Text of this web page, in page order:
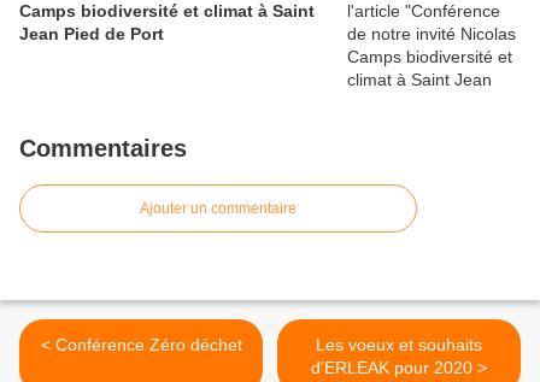
Camps biodiversité et climat à Saint
Jean Pied de Port
Commentaires
Ajouter un commentaire
< Conférence Zéro déchet
Les voeux et souhaits
d'ERLEAK pour 2020 >